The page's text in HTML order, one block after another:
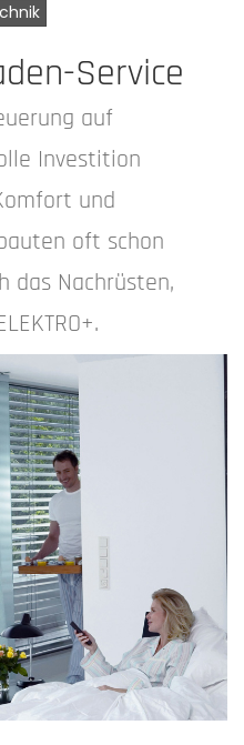
Service
auf
Investition
und
oft schon
das Nachrüsten,